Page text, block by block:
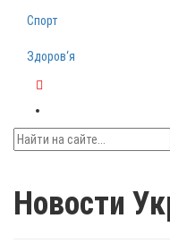
Спорт
Здоров‘я
Новости